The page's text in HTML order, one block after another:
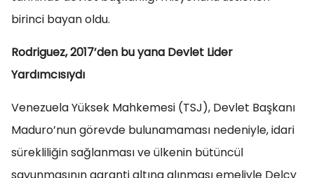
birinci bayan oldu.
Rodriguez, 2017’den bu yana Devlet Lider
Yardımcısıydı
Venezuela Yüksek Mahkemesi (TSJ), Devlet Başkanı
Maduro’nun görevde bulunamaması nedeniyle, idari
sürekliliğin sağlanması ve ülkenin bütüncül